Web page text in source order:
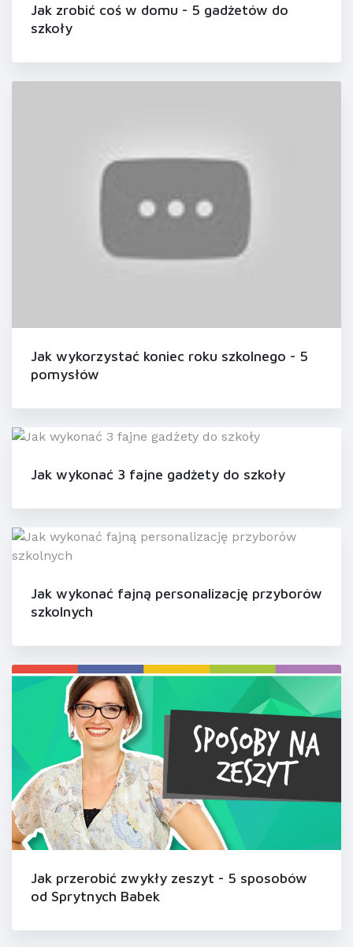
Jak zrobić coś w domu - 5 gadżetów do
szkoły
Jak wykorzystać koniec roku szkolnego - 5
pomysłów
Jak wykonać 3 fajne gadżety do szkoły
Jak wykonać fajną personalizację przyborów
szkolnych
Jak przerobić zwykły zeszyt - 5 sposobów
od Sprytnych Babek